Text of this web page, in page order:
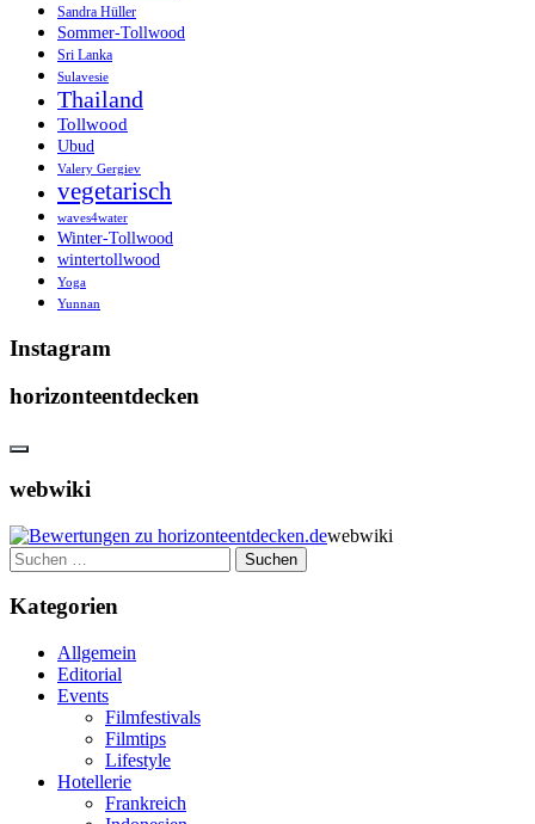
Sandra Hüller
Sommer-Tollwood
Sri Lanka
Sulavesie
Thailand
Tollwood
Ubud
Valery Gergiev
vegetarisch
waves4water
Winter-Tollwood
wintertollwood
Yoga
Yunnan
Instagram
horizonteentdecken
webwiki
webwiki
Suchen
nach:
Kategorien
Allgemein
Editorial
Events
Filmfestivals
Filmtips
Lifestyle
Hotellerie
Frankreich